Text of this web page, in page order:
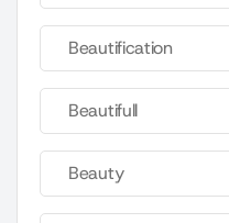
Beautification
Beautifull
Beauty